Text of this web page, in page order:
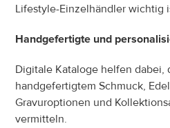
Lifestyle-Einzelhändler wichtig
Handgefertigte und
Digitale Kataloge helfen dabei,
handgefertigtem Schmuck,
Gravuroptionen und
vermitteln.